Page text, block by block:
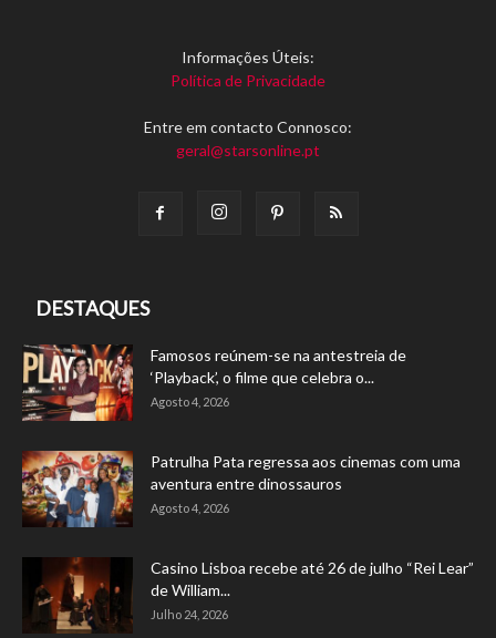
Informações Úteis:
Política de Privacidade
Entre em contacto Connosco:
geral@starsonline.pt
DESTAQUES
Famosos reúnem-se na antestreia de
‘Playback’, o filme que celebra o...
Agosto 4, 2026
Patrulha Pata regressa aos cinemas com uma
aventura entre dinossauros
Agosto 4, 2026
Casino Lisboa recebe até 26 de julho “Rei Lear”
de William...
Julho 24, 2026